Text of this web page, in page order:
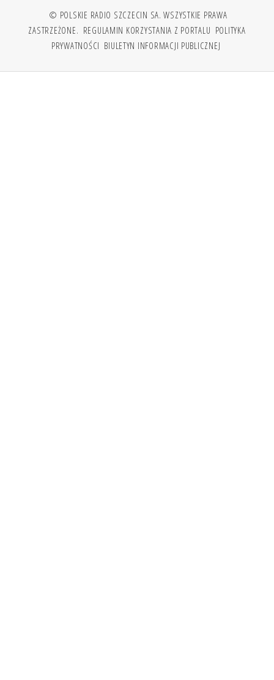
© POLSKIE RADIO SZCZECIN SA. WSZYSTKIE PRAWA
ZASTRZEŻONE. REGULAMIN KORZYSTANIA Z PORTALU POLITYKA
PRYWATNOŚCI BIULETYN INFORMACJI PUBLICZNEJ